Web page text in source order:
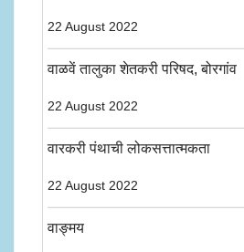
22 August 2022
वाळवें तालुका शेतकरी परिषद, बोरगांव
22 August 2022
वारकरी पंथाची लोकसत्तात्मकता
22 August 2022
वाङ्मय